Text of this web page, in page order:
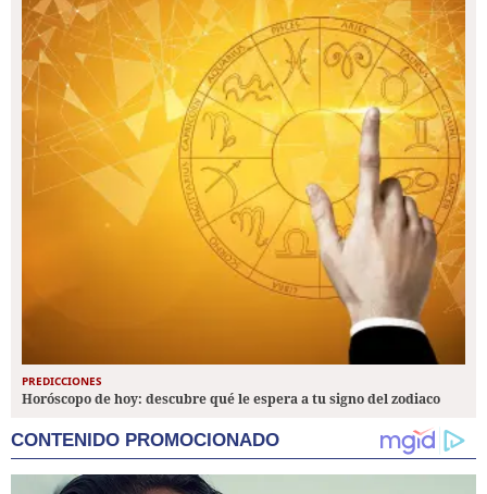
PREDICCIONES
Horóscopo de hoy: descubre qué le espera a tu signo del zodiaco
CONTENIDO PROMOCIONADO